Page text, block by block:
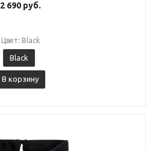
2 690руб.
Цвет: Black
Black
В корзину